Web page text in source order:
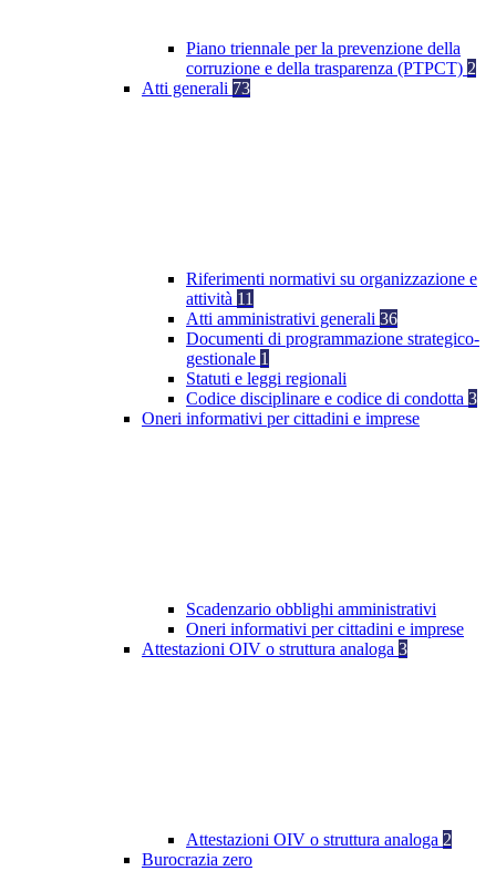
Piano triennale per la prevenzione della
corruzione e della trasparenza (PTPCT) 2
Atti generali 73
Riferimenti normativi su organizzazione e
attività 11
Atti amministrativi generali 36
Documenti di programmazione strategico-
gestionale 1
Statuti e leggi regionali
Codice disciplinare e codice di condotta 3
Oneri informativi per cittadini e imprese
Scadenzario obblighi amministrativi
Oneri informativi per cittadini e imprese
Attestazioni OIV o struttura analoga 3
Attestazioni OIV o struttura analoga 2
Burocrazia zero